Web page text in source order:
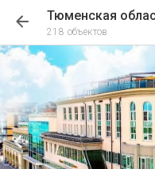
Тюменская
218 объектов